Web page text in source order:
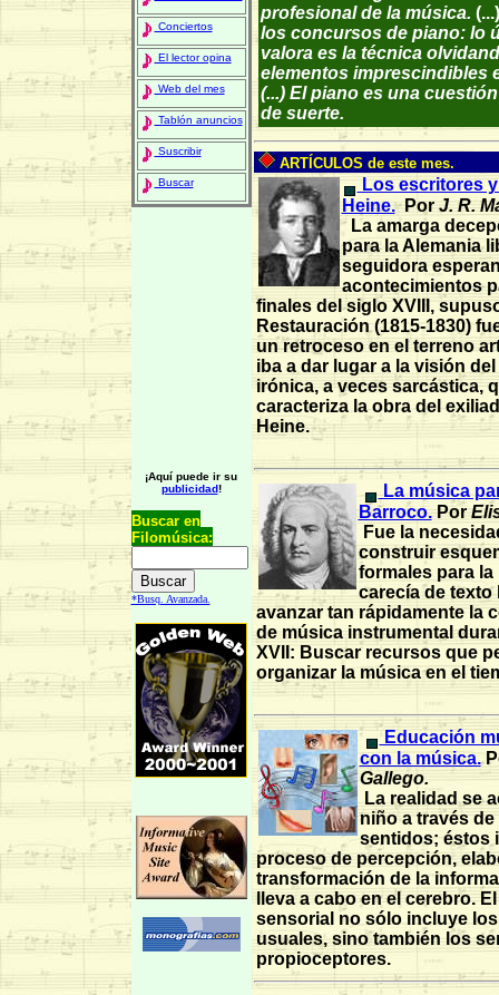
Conciertos
El lector opina
Web del mes
Tablón anuncios
Suscribir
Buscar
¡Aquí puede ir su
publicidad!
Buscar en
Filomúsica:
*Busq. Avanzada.
profesional de la música.
los concursos de piano: lo
valora es la técnica
elementos imprescindibles
(...) El piano es una
de suerte.
ARTÍCULOS de este mes.
Los escritores
Heine.
PorJ. R.
La amarga
para la Alemania
seguidora
acontecimientos
finales del siglo XVIII,
Restauración (1815-1830)
un retroceso en el terreno
iba a dar lugar a la visión
irónica, a veces sarcástica,
caracteriza la obra del
Heine.
La música
Barroco.Por
Fue la
construir
formales para la
carecía de texto
avanzar tan rápidamente la
de música instrumental
XVII: Buscar recursos que
organizar la música en el
Educación
con la música.
Gallego.
La realidad se
niño a través de
sentidos; éstos
proceso de percepción,
transformación de la
lleva a cabo en el cerebro.
sensorial no sólo incluye
usuales, sino también los
propioceptores.